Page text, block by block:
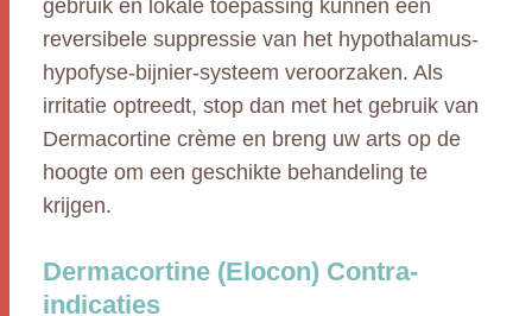
gebruik en lokale toepassing kunnen een
reversibele suppressie van het hypothalamus-
hypofyse-bijnier-systeem veroorzaken. Als
irritatie optreedt, stop dan met het gebruik van
Dermacortine crème en breng uw arts op de
hoogte om een geschikte behandeling te
krijgen.
Dermacortine (Elocon) Contra-
indicaties